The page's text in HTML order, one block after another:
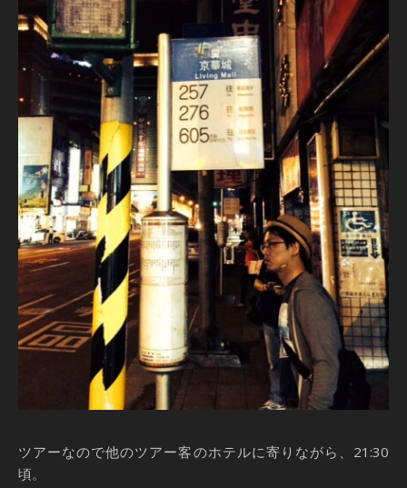
ツアーなので他のツアー客のホテルに寄りながら、21:30
頃。